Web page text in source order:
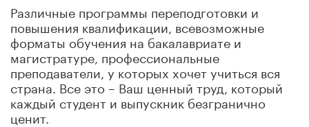
Различные программы переподготовки и
повышения квалификации, всевозможные
форматы обучения на бакалавриате и
магистратуре, профессиональные
преподаватели, у которых хочет учиться вся
страна. Все это – Ваш ценный труд, который
каждый студент и выпускник безгранично
ценит.